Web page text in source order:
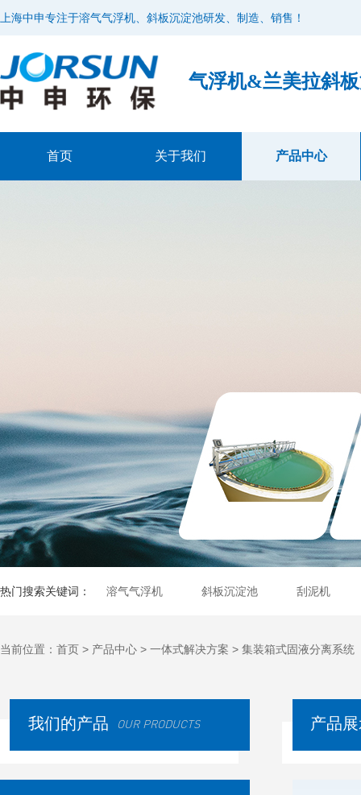
上海中申专注于溶气气浮机、斜板沉淀池研发、制造、销售！
气浮机&兰美拉斜
首页 关于我们 产品中心
热门搜索关键词： 溶气气浮机 斜板沉淀池 刮泥机
当前位置： 首页 > 产品中心 > 一体式解决方案 > 集装箱式固液分离系统
我们的产品 OUR PRODUCTS 产品